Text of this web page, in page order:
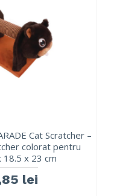
Cat Scratcher –
colorat pentru
18.5 x 23 cm
lei